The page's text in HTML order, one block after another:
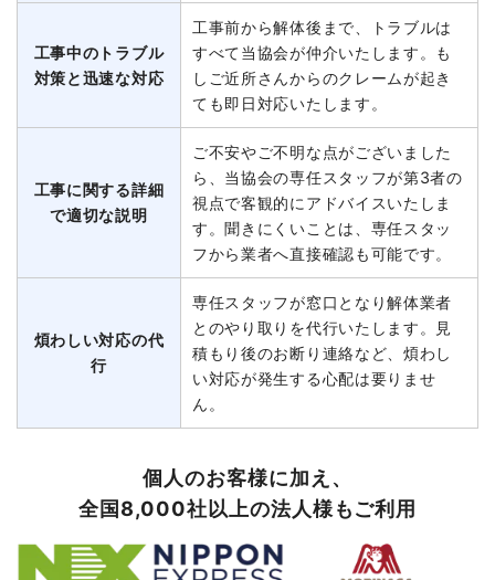
工事中のトラブル
対策と迅速な対応
工事前から解体後まで、トラブルは
すべて当協会が仲介いたします。も
しご近所さんからのクレームが起き
ても即日対応いたします。
工事に関する詳細
で適切な説明
ご不安やご不明な点がございました
ら、当協会の専任スタッフが第3者の
視点で客観的にアドバイスいたしま
す。聞きにくいことは、専任スタッ
フから業者へ直接確認も可能です。
煩わしい対応の代
行
専任スタッフが窓口となり解体業者
とのやり取りを代行いたします。見
積もり後のお断り連絡など、煩わし
い対応が発生する心配は要りませ
ん。
個人のお客様に加え、
全国8,000社以上の法人様もご利用